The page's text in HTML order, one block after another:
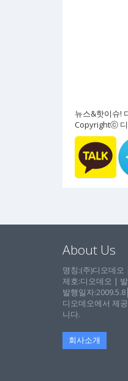
뉴스&핫이슈!
Copyrightⓒ 디
About Us
명칭:(주)디오데
제호:디오데오 |
발행일자
디오데오에서 제
니다.
회사소개